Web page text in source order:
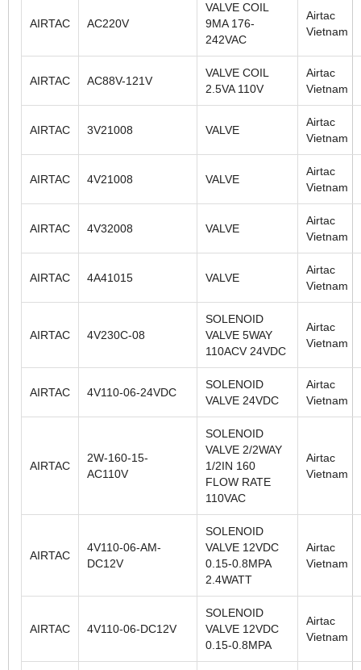
AIRTAC AC220V
VALVE COIL
9MA 176-
242VAC
Airtac
Vietnam
AIRTAC AC88V-121V
VALVE COIL
2.5VA 110V
Airtac
Vietnam
AIRTAC 3V21008 VALVE
Airtac
Vietnam
AIRTAC 4V21008 VALVE
Airtac
Vietnam
AIRTAC 4V32008 VALVE
Airtac
Vietnam
AIRTAC 4A41015 VALVE
Airtac
Vietnam
AIRTAC 4V230C-08
SOLENOID
VALVE 5WAY
110ACV 24VDC
Airtac
Vietnam
AIRTAC 4V110-06-24VDC
SOLENOID
VALVE 24VDC
Airtac
Vietnam
AIRTAC
2W-160-15-
AC110V
SOLENOID
VALVE 2/2WAY
1/2IN 160
FLOW RATE
110VAC
Airtac
Vietnam
AIRTAC
4V110-06-AM-
DC12V
SOLENOID
VALVE 12VDC
0.15-0.8MPA
2.4WATT
Airtac
Vietnam
AIRTAC 4V110-06-DC12V
SOLENOID
VALVE 12VDC
0.15-0.8MPA
Airtac
Vietnam